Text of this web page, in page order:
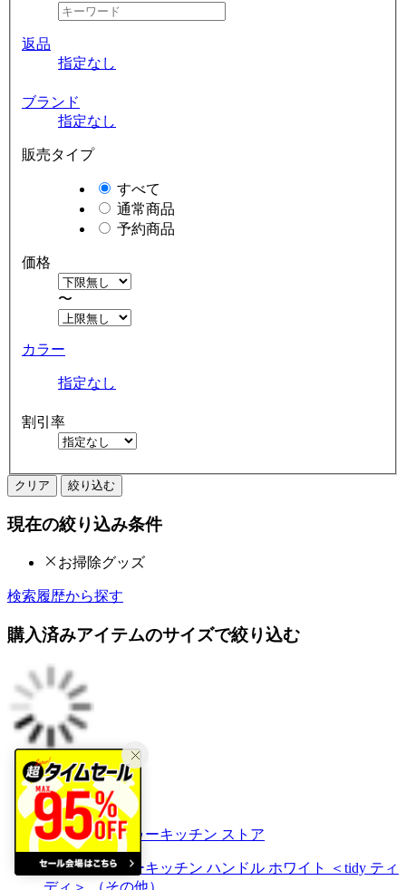
返品
指定なし
ブランド
指定なし
販売タイプ
すべて
通常商品
予約商品
価格
〜
カラー
指定なし
割引率
クリア 絞り込む
現在の絞り込み条件
お掃除グッズ
検索履歴から探す
購入済みアイテムのサイズで絞り込む